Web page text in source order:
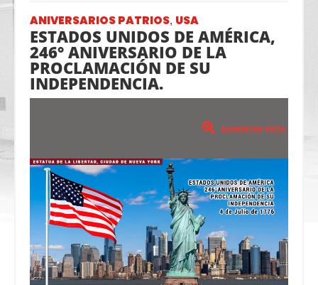
ANIVERSARIOS PATRIOS, USA
ESTADOS UNIDOS DE AMÉRICA,
246° ANIVERSARIO DE LA
PROCLAMACIÓN DE SU
INDEPENDENCIA.